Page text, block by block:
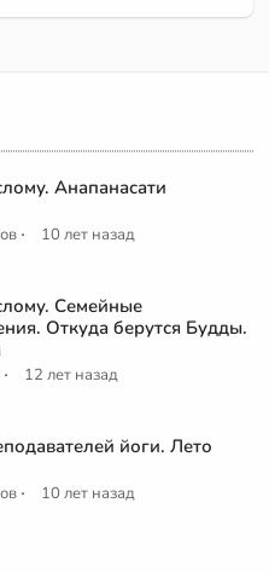
Анапанасати
· 10 лет назад
Семейные
Откуда берутся Будды.
· 12 лет назад
йоги. Лето
· 10 лет назад